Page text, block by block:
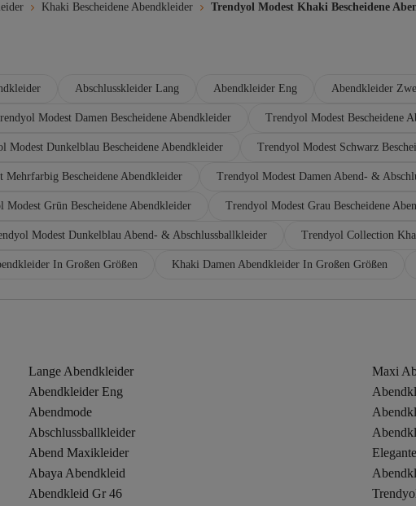
Khaki Bescheidene Abendkleider Trendyol Modest Khaki Bescheidene
Abschlusskleider Lang Abendkleider Eng Abendkleider
Modest Damen Bescheidene Abendkleider Trendyol Modest Bescheidene
Modest Dunkelblau Bescheidene Abendkleider Trendyol Modest Schwarz
Mehrfarbig Bescheidene Abendkleider Trendyol Modest Damen Abend- &
Modest Grün Bescheidene Abendkleider Trendyol Modest Grau Bescheidene
Modest Dunkelblau Abend- & Abschlussballkleider Trendyol Collection
In Großen Größen Khaki Damen Abendkleider In Großen Größen
Lange Abendkleider
Maxi
Abendkleider Eng
Abendmode
Abschlussballkleider
Abend Maxikleider
Abaya Abendkleid
Abendkleid Gr 46